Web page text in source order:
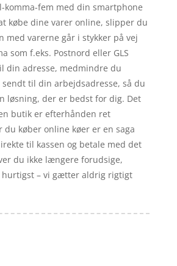
komma-fem med din smartphone
købe dine varer online, slipper du
med varerne går i stykker på vej
som f.eks. Postnord eller GLS
din adresse, medmindre du
til din arbejdsadresse, så du
løsning, der er bedst for dig. Det
butik er efterhånden ret
du køber online køer er en saga
til kassen og betale med det
du ikke længere forudsige,
hurtigst – vi gætter aldrig rigtigt